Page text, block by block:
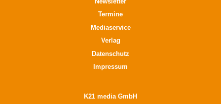
Termine
Mediaservice
Verlag
Datenschutz
Impressum
K21 media GmbH